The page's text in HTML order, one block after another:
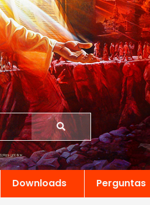
Downloads Perguntas